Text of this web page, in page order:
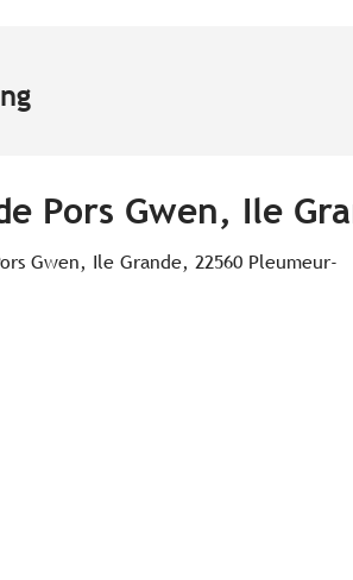
Pors Gwen, Ile
Gwen, Ile Grande, 22560 Pleumeur-